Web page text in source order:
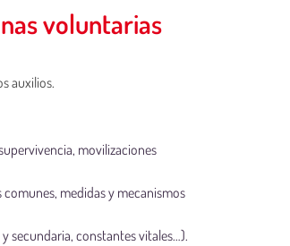
voluntarias
auxilios.
movilizaciones
medidas y mecanismos
secundaria, constantes vitales…).